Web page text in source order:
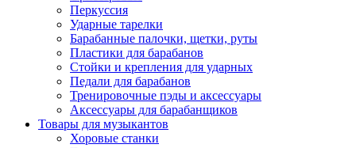
Перкуссия
Ударные тарелки
Барабанные палочки, щетки, руты
Пластики для барабанов
Стойки и крепления для ударных
Педали для барабанов
Тренировочные пэды и аксессуары
Аксессуары для барабанщиков
Товары для музыкантов
Хоровые станки